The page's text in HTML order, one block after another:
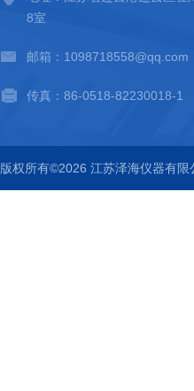
8室
邮箱：1098718558@qq.com
传真：86-0518-82230018-1
版权所有©2026 江苏泽海仪器有